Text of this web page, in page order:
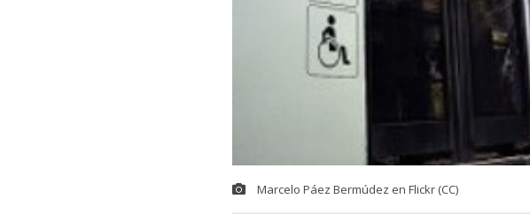
Marcelo Páez Bermúdez en Flickr (CC)